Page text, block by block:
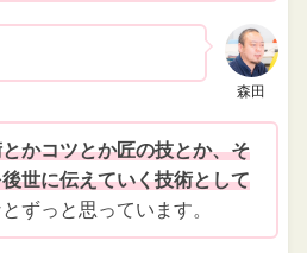
森田
かコツとか匠の技とか、そ
世に伝えていく技術として
ずっと思っています。